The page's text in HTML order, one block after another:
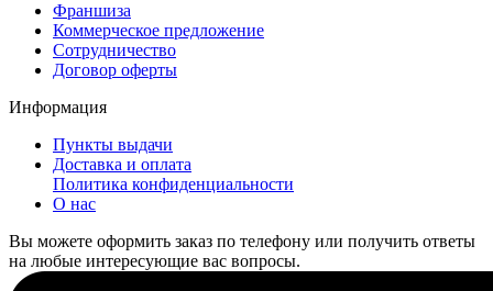
Франшиза
Коммерческое предложение
Сотрудничество
Договор оферты
Информация
Пункты выдачи
Доставка и оплата
Политика конфиденциальности
О нас
Вы можете оформить заказ по телефону или получить ответы
на любые интересующие вас вопросы.